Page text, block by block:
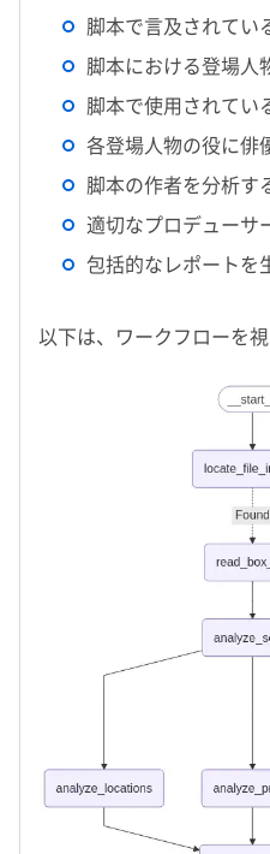
脚本で言及されてい
脚本における登場人
脚本で使用されてい
各登場人物の役に俳
脚本の作者を分析す
適切なプロデューサ
包括的なレポートを
以下は、ワークフローを